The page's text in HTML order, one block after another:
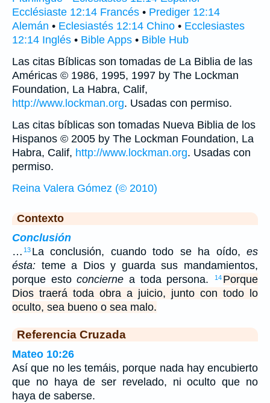
Ecclésiaste 12:14 Francés • Prediger 12:14
Alemán • Eclesiastés 12:14 Chino • Ecclesiastes
12:14 Inglés • Bible Apps • Bible Hub
Las citas Bíblicas son tomadas de La Biblia de las
Américas © 1986, 1995, 1997 by The Lockman
Foundation, La Habra, Calif,
http://www.lockman.org. Usadas con permiso.
Las citas bíblicas son tomadas Nueva Biblia de los
Hispanos © 2005 by The Lockman Foundation, La
Habra, Calif, http://www.lockman.org. Usadas con
permiso.
Reina Valera Gómez (© 2010)
Contexto
Conclusión
… 13 La conclusión, cuando todo se ha oído, es
ésta: teme a Dios y guarda sus mandamientos,
porque estoconcierne a toda persona. 14 Porque
Dios traerá toda obra a juicio, junto con todo lo
oculto, sea bueno o sea malo.
Referencia Cruzada
Mateo 10:26
Así que no les temáis, porque nada hay encubierto
que no haya de ser revelado, ni oculto que no
haya de saberse.